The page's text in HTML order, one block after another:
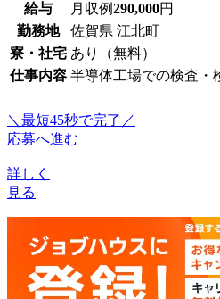
給与 月収例290,000円
勤務地
佐賀県 江北町
寮・社宅 あり（無料）
仕事内容 半導体工場での検査・
＼最短45秒で完了／
応募へ進む
詳しく
見る